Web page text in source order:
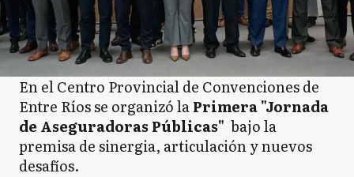
En el Centro Provincial de Convenciones de
Entre Ríos se organizó laPrimera "Jornada
de Aseguradoras Públicas" bajo la
premisa de sinergia, articulación y nuevos
desafíos.